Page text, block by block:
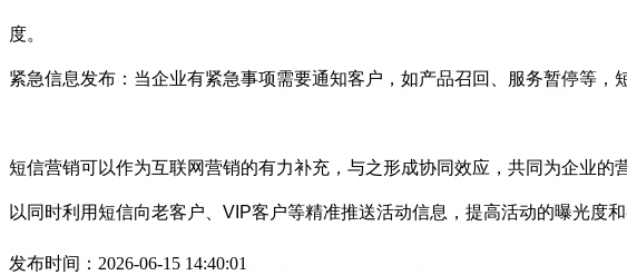
度。
紧急信息发布：当企业有紧急事项需要通知客户，如产品召回、服务暂停等，
短信营销可以作为互联网营销的有力补充，与之形成协同效应，共同为企业
以同时利用短信向老客户、VIP客户等精准推送活动信息，提高活动的曝光度和
发布时间：2026-06-15 14:40:01